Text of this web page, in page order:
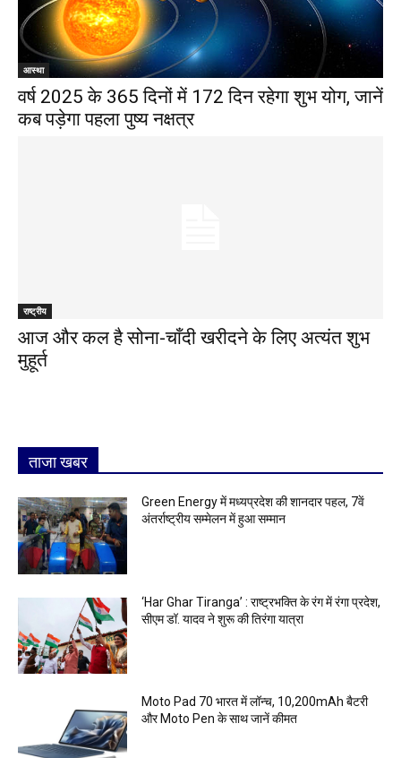
आस्था
वर्ष 2025 के 365 दिनों में 172 दिन रहेगा शुभ योग, जानें
कब पड़ेगा पहला पुष्य नक्षत्र
राष्ट्रीय
आज और कल है सोना-चाँदी खरीदने के लिए अत्यंत शुभ
मुहूर्त
ताजा खबर
Green Energy में मध्यप्रदेश की शानदार पहल, 7वें
अंतर्राष्ट्रीय सम्मेलन में हुआ सम्मान
‘Har Ghar Tiranga’ : राष्ट्रभक्ति के रंग में रंगा प्रदेश,
सीएम डॉ. यादव ने शुरू की तिरंगा यात्रा
Moto Pad 70 भारत में लॉन्च, 10,200mAh बैटरी
और Moto Pen के साथ जानें कीमत